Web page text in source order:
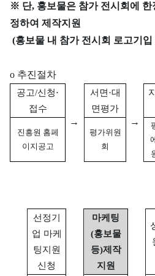
※ 단, 홍보물은 참가 전시회에 한
정하여 제작지원
(홍보물 내 참가 전시회 로고기입
o 추진절차
공고/신청⋅
접수
→
서면·대
면평가
→
진흥원 홈페
이지공고
평가위원
회
선정기
업 마케
팅지원
신청
마케팅
(홍보물
등)제작
지원